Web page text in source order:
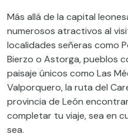
Más allá de la capital
numerosos atractivos al
localidades señeras como
Bierzo o Astorga, pueblos
paisaje únicos como Las
Valporquero, la ruta del
provincia de León
completar tu viaje, sea en
sea.